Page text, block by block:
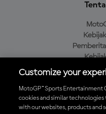
Unduh
Customize your
MotoGP™ Sports Entertainment
cookies and similar
with our websites, products and